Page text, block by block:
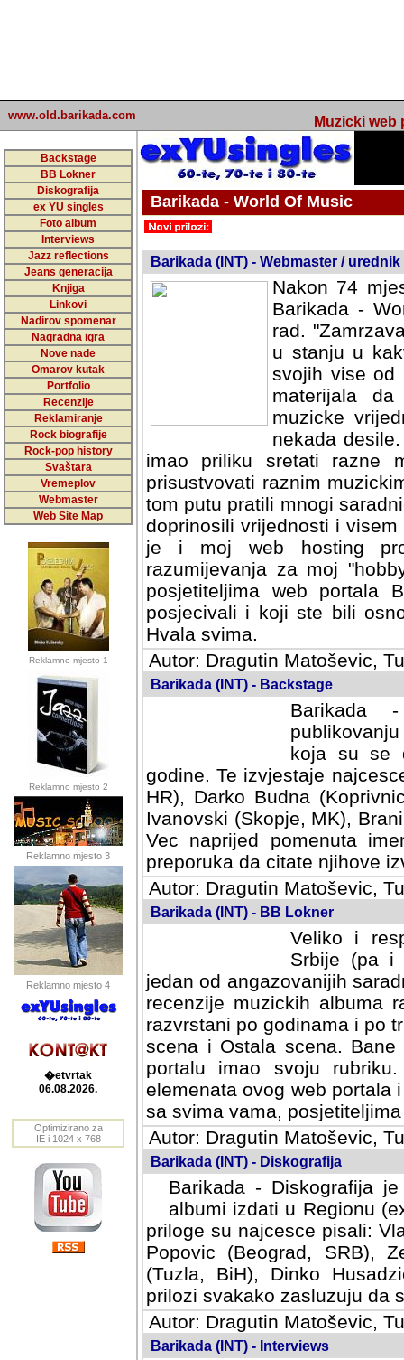
www.old.barikada.com Muzicki web
Backstage
BB Lokner
Diskografija
ex YU singles
Foto album
Interviews
Jazz reflections
Jeans generacija
Knjiga
Linkovi
Nadirov spomenar
Nagradna igra
Nove nade
Omarov kutak
Portfolio
Recenzije
Reklamiranje
Rock biografije
Rock-pop history
Svaštara
Vremeplov
Webmaster
Web Site Map
Reklamno mjesto 1
Reklamno mjesto 2
Reklamno mjesto 3
Reklamno mjesto 4
�etvrtak
06.08.2026.
Optimizirano za
IE i 1024 x 768
Barikada - World Of Music
Barikada (INT) - Webmaster / urednik
Nakon 74
Barikada -
rad.
u stanju u
svojih vise od
materijala
muzicke
nekada
imao priliku sretati razne
prisustvovati raznim
tom putu pratili mnogi
doprinosili vrijednosti i
je i moj web hosting
razumijevanja za moj
posjetiteljima web portala
posjecivali i koji ste bili
Hvala svima.
Autor: Dragutin Matoševic,
Barikada (INT) - Backstage
Barikada
koja su se
godine. Te izvjestaje
HR), Darko Budna
Ivanovski (Skopje, MK),
Vec naprijed pomenuta
preporuka da citate njihove
Autor: Dragutin Matoševic,
Barikada (INT) - BB Lokner
Veliko i
Srbije (pa i
jedan od angazovanijih
recenzije muzickih albuma
razvrstani po godinama i po
scena i Ostala scena.
portalu imao svoju
elemenata ovog web portala
sa svima vama,
Autor: Dragutin Matoševic,
Barikada (INT) - Diskografija
Barikada - Diskografija
albumi izdati u Regionu
priloge su najcesce pisali:
Popovic (Beograd, SRB),
(Tuzla, BiH), Dinko
prilozi svakako zasluzuju da
Autor: Dragutin Matoševic,
Barikada (INT) - Interviews